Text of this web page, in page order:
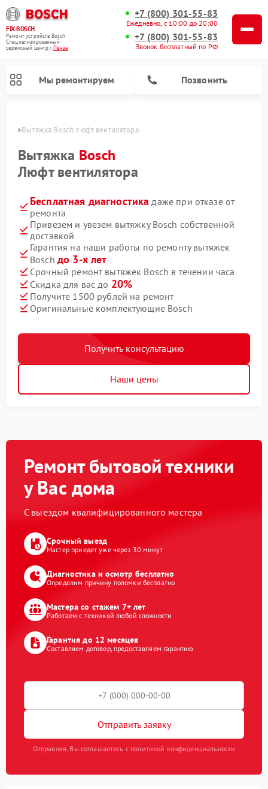
FIX-BOSCH
Ремонт устройств Bosch
Специализированный
cервисный центр г.Пенза
+7 (800) 301-55-83
Ежедневно, с 10:00 до 20:00
+7 (800) 301-55-83
Звонок бесплатный по РФ
Мы ремонтируем Позвонить
Вытяжка Bosch люфт вентилятора
Вытяжка Bosch
Люфт вентилятора
Бесплатная диагностика даже при отказе от
ремонта
Привезем и увезем вытяжку Bosch собственной
доставкой
Гарантия на наши работы по ремонту вытяжек
Bosch до 3-х лет
Срочный ремонт вытяжек Bosch в течении часа
Скидка для вас до 20%
Получите 1500 рублей на ремонт
Оригинальные комплектующие Bosch
Получить консультацию
Наши цены
Ремонт бытовой техники
у Вас дома
С выездом квалифицированного мастера
Срочный выезд
Мастер приедет уже через 30 минут
Диагностика и осмотр бесплатно
Определим причину поломки бесплатно
Мастера со стажем 7+ лет
Работаем с техникой любой сложности
Гарантия до 12 месяцев
Составляем договор, предоставляем гарантию
Отправить заявку
Отправляя, Вы соглашаетесь с политикой конфиденциальности